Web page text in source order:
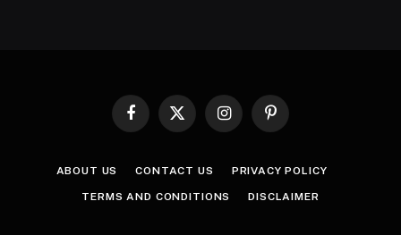
Facebook
X
InstagramPinterest
ABOUT US CONTACT US PRIVACY POLICY
TERMS AND CONDITIONS DISCLAIMER